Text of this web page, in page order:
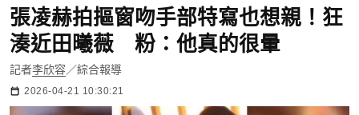
張凌赫拍摳窗吻手部特寫也想親！狂
湊近田曦薇 粉：他真的很暈
記者李欣容／綜合報導
2026-04-21 10:30:21